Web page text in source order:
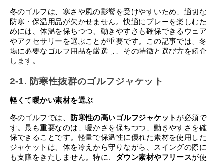
冬のゴルフは、寒さや風の影響を受けやすいため、適切な
防寒・保温用品が欠かせません。快適にプレーを楽しむた
めには、体温を保ちつつ、動きやすさも確保できるウェア
やアクセサリーを選ぶことが重要です。この記事では、冬
場に必要なゴルフ用品を厳選し、その特徴と選び方を紹介
します。
2-1. 防寒性抜群のゴルフジャケット
軽くて暖かい素材を選ぶ
冬のゴルフでは、 防寒性の高いゴルフジャケット が必須で
す。最も重要なのは、暖かさを保ちつつ、動きやすさを確
保できることです。軽量で保温性に優れた素材を使用した
ジャケットは、体を冷えから守りながら、スイングの際に
も支障をきたしません。特に、 ダウン素材やフリースが使